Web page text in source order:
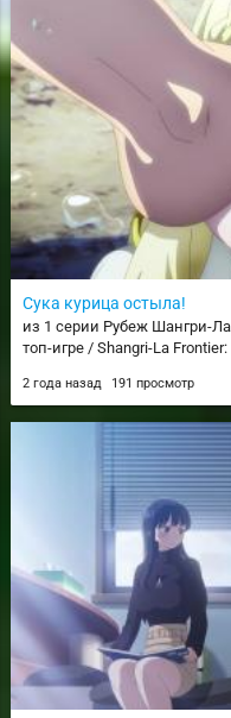
Сука курица остыла!
из 1 серии Рубеж Шангри-
топ-игре / Shangri-La
2 года назад 191 просмотр